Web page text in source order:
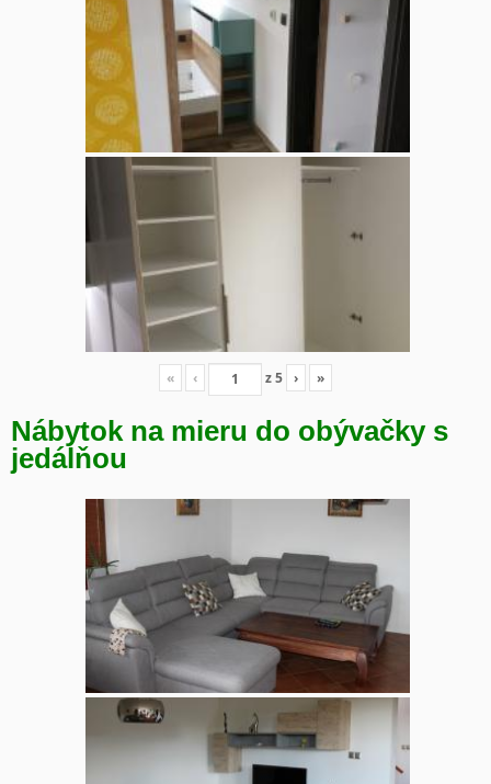
« ‹ z5 › »
Nábytok na mieru do obývačky s
jedálňou